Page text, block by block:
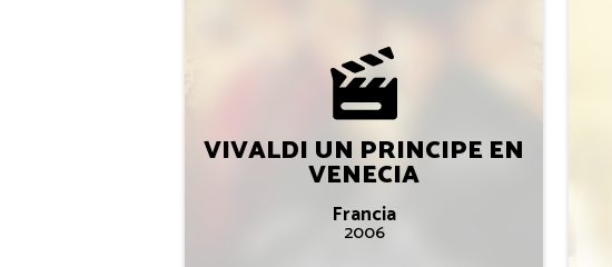
VIVALDI UN PRINCIPE EN
VENECIA
Francia
2006